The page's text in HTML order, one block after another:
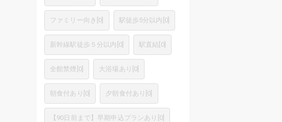
ファミリー向き 0 駅徒歩5分以内 0]
新幹線駅徒歩５分以内 0] 駅直結 0]
全館禁煙 0] 大浴場あり 0
朝食付あり 0 夕朝食付あり 0
【90日前まで】早期申込プランあり 0]